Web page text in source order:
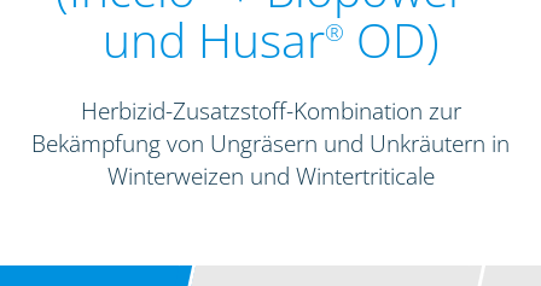
und Husar® OD)
Herbizid-Zusatzstoff-Kombination zur
Bekämpfung von Ungräsern und Unkräutern in
Winterweizen und Wintertriticale